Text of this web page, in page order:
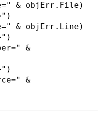
& objErr.File)
& objErr.Line)
&
&